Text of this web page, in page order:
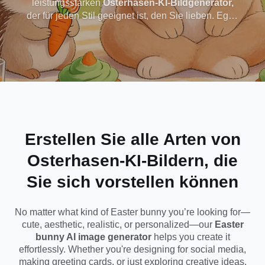
Bilder in jedem Stil
leistungsstarkenOsterhasen-KI-Bildgenerator,
der für jeden Stil geeignet ist, den Sie lieben. Egal,
ob Sie niedliche Cartoon-Hasen, ästhetische
Aquarellkunst oder realistische flauschige
Kaninchen wünschen, Sie können in
Sekundenschnelle atemberaubende Osterbilder
erstellen. Perfekt für Social-Media-Posts,
erstellen Sie sofort.
Erstellen Sie alle Arten von
Osterhasen-KI-Bildern, die
Sie sich vorstellen können
No matter what kind of Easter bunny you’re looking for—
cute, aesthetic, realistic, or personalized—our Easter
bunny AI image generatorhelps you create it
effortlessly. Whether you're designing for social media,
making greeting cards, or just exploring creative ideas,